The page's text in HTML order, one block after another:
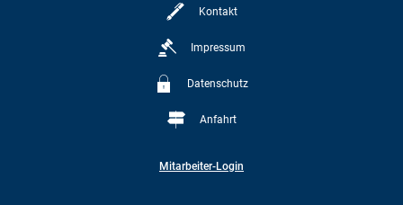
Kontakt
Impressum
Datenschutz
Anfahrt
Mitarbeiter-Login